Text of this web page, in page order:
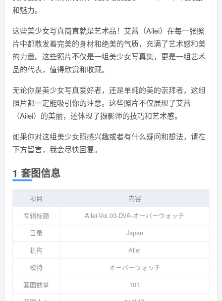
和魅力。
这些美少女写真简直就是艺术品！艾蕾（Ailei）在每一张照
片中都散发着完美的身材和绝美的气质，充满了艺术感和美
的力量。这些照片不仅是一组美少女写真集，更是一组艺术
品的代表，值得欣赏和收藏。
无论你是美少女写真爱好者，还是单纯的美的崇拜者，这组
照片都一定能吸引你的注意。这些照片不仅展现了艾蕾
（Ailei）的美丽，还体现了摄影师的技巧和艺术感。
如果你对这组美少女照感兴趣或者有什么疑问和想法，请在
下方留言，我会尽快回复。
1 套图信息
项目
内容
专辑标题
Ailei-Vol.03-DVA-オーバーウォッチ
目录
Japan
机构
Ailei
模特
オーバーウォッチ
套图数量
101